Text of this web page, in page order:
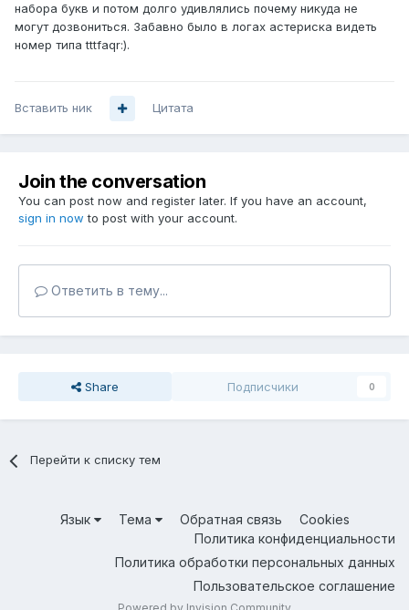
набора букв и потом долго удивлялись почему никуда не
могут дозвониться. Забавно было в логах астериска видеть
номер типа tttfaqr:).
Вставить ник Цитата
Join the conversation
You can post now and register later. If you have an account,
sign in now to post with your account.
Ответить в тему...
Share Подписчики 0
Перейти к списку тем
Язык Тема Обратная связь
Cookies
Политика конфиденциальности
Политика обработки персональных данных
Пользовательское соглашение